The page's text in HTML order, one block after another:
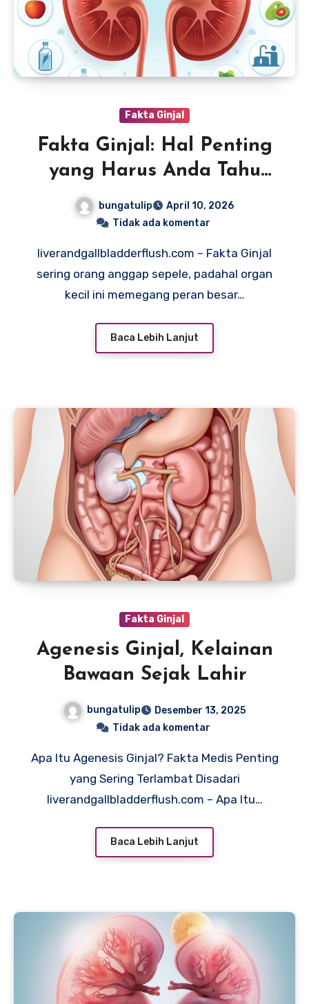
Fakta Ginjal
Fakta Ginjal: Hal Penting
yang Harus Anda Tahu
untuk Hidup Sehat
bungatulip
April 10, 2026
Tidak ada komentar
liverandgallbladderflush.com – Fakta Ginjal
sering orang anggap sepele, padahal organ
kecil ini memegang peran besar…
Baca Lebih Lanjut
Fakta Ginjal
Agenesis Ginjal, Kelainan
Bawaan Sejak Lahir
bungatulip
Desember 13, 2025
Tidak ada komentar
Apa Itu Agenesis Ginjal? Fakta Medis Penting
yang Sering Terlambat Disadari
liverandgallbladderflush.com – Apa Itu…
Baca Lebih Lanjut